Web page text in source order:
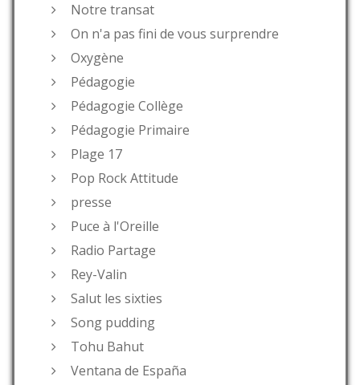
Notre transat
On n'a pas fini de vous surprendre
Oxygène
Pédagogie
Pédagogie Collège
Pédagogie Primaire
Plage 17
Pop Rock Attitude
presse
Puce à l'Oreille
Radio Partage
Rey-Valin
Salut les sixties
Song pudding
Tohu Bahut
Ventana de España